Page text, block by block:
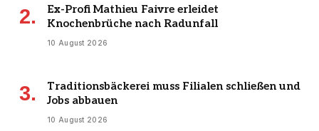
Ex-Profi Mathieu Faivre erleidet
Knochenbrüche nach Radunfall
10 August 2026
Traditionsbäckerei muss Filialen schließen und
Jobs abbauen
10 August 2026